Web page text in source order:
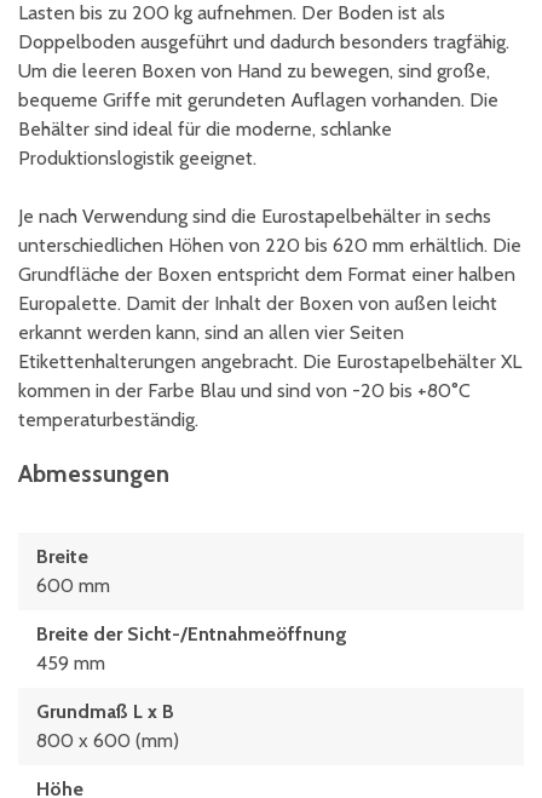
Lasten bis zu 200 kg aufnehmen. Der Boden ist als
Doppelboden ausgeführt und dadurch besonders tragfähig.
Um die leeren Boxen von Hand zu bewegen, sind große,
bequeme Griffe mit gerundeten Auflagen vorhanden. Die
Behälter sind ideal für die moderne, schlanke
Produktionslogistik geeignet.
Je nach Verwendung sind die Eurostapelbehälter in sechs
unterschiedlichen Höhen von 220 bis 620 mm erhältlich. Die
Grundfläche der Boxen entspricht dem Format einer halben
Europalette. Damit der Inhalt der Boxen von außen leicht
erkannt werden kann, sind an allen vier Seiten
Etikettenhalterungen angebracht. Die Eurostapelbehälter XL
kommen in der Farbe Blau und sind von -20 bis +80°C
temperaturbeständig.
Abmessungen
Breite
600 mm
Breite der Sicht-/Entnahmeöffnung
459 mm
Grundmaß L x B
800 x 600 (mm)
Höhe